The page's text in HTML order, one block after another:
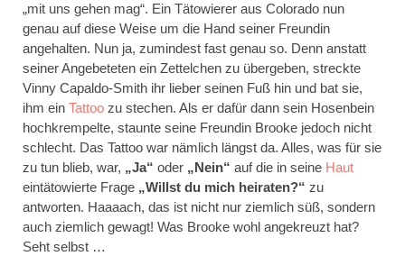
„mit uns gehen mag“. Ein Tätowierer aus Colorado nun
genau auf diese Weise um die Hand seiner Freundin
angehalten. Nun ja, zumindest fast genau so. Denn anstatt
seiner Angebeteten ein Zettelchen zu übergeben, streckte
Vinny Capaldo-Smith ihr lieber seinen Fuß hin und bat sie,
ihm ein Tattoo zu stechen. Als er dafür dann sein Hosenbein
hochkrempelte, staunte seine Freundin Brooke jedoch nicht
schlecht. Das Tattoo war nämlich längst da. Alles, was für sie
zu tun blieb, war, „Ja“ oder „Nein“ auf die in seine Haut
eintätowierte Frage „Willst du mich heiraten?“ zu
antworten. Haaaach, das ist nicht nur ziemlich süß, sondern
auch ziemlich gewagt! Was Brooke wohl angekreuzt hat?
Seht selbst …